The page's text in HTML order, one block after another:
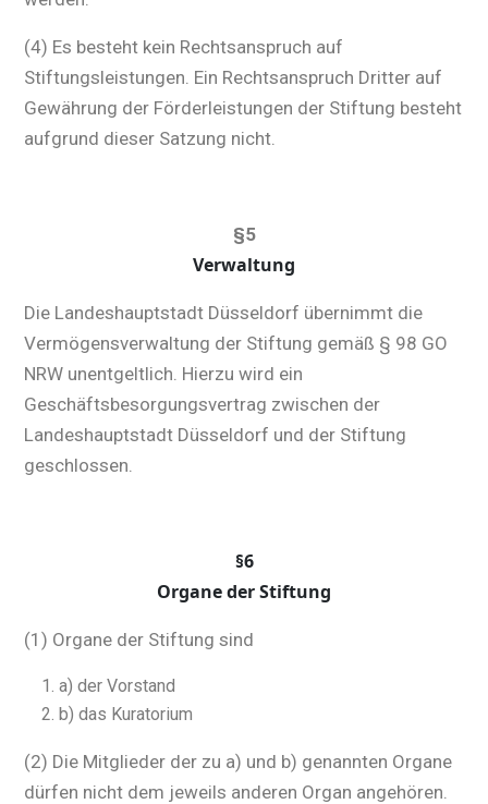
(4) Es besteht kein Rechtsanspruch auf
Stiftungsleistungen. Ein Rechtsanspruch Dritter auf
Gewährung der Förderleistungen der Stiftung besteht
aufgrund dieser Satzung nicht.
§5
Verwaltung
Die Landeshauptstadt Düsseldorf übernimmt die
Vermögensverwaltung der Stiftung gemäß § 98 GO
NRW unentgeltlich. Hierzu wird ein
Geschäftsbesorgungsvertrag zwischen der
Landeshauptstadt Düsseldorf und der Stiftung
geschlossen.
§6
Organe der Stiftung
(1) Organe der Stiftung sind
a) der Vorstand
b) das Kuratorium
(2) Die Mitglieder der zu a) und b) genannten Organe
dürfen nicht dem jeweils anderen Organ angehören.